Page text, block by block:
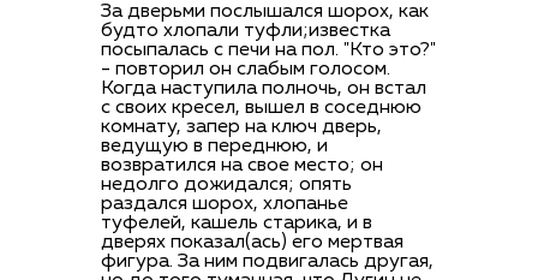
За дверьми послышался шорох, как
будто хлопали туфли;известка
посыпалась с печи на пол. "Кто это?"
- повторил он слабым голосом.
Когда наступила полночь, он встал
с своих кресел, вышел в соседнюю
комнату, запер на ключ дверь,
ведущую в переднюю, и
возвратился на свое место; он
недолго дожидался; опять
раздался шорох, хлопанье
туфелей, кашель старика, и в
дверях показал(ась) его мертвая
фигура. За ним подвигалась другая,